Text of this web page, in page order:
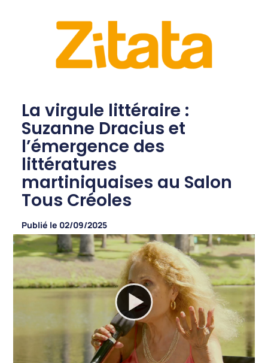
La virgule littéraire :
Suzanne Dracius et
l’émergence des
littératures
martiniquaises au Salon
Tous Créoles
Publié le 02/09/2025